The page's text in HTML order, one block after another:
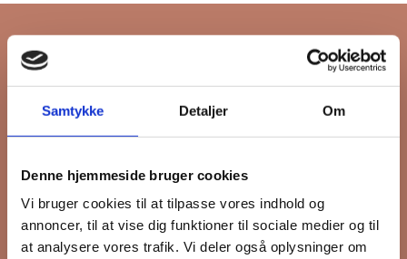
Samtykke Detaljer Om
Denne hjemmeside bruger cookies
Vi bruger cookies til at tilpasse vores indhold og
annoncer, til at vise dig funktioner til sociale medier og til
at analysere vores trafik. Vi deler også oplysninger om
Tilmeld dig FB
nyhedsbrev